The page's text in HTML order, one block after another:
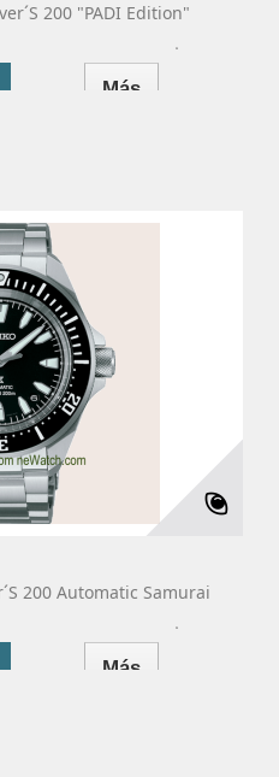
200 "PADI Edition"
Más
200 Automatic Samurai
Más